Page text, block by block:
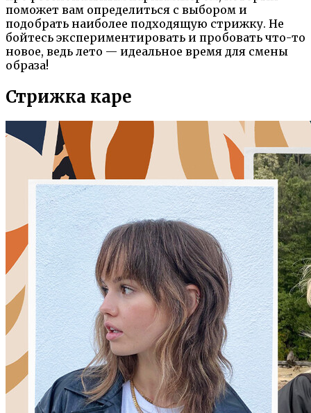
поможет вам определиться с выбором и
подобрать наиболее подходящую стрижку. Не
бойтесь экспериментировать и пробовать что-то
новое, ведь лето — идеальное время для смены
образа!
Стрижка каре